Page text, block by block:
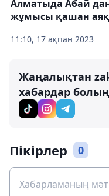
11:10, 17 ақпан 2023
Алматыда Абай
жұмысы қашан
Жаңалықтан
хабардар
Пікірлер 0